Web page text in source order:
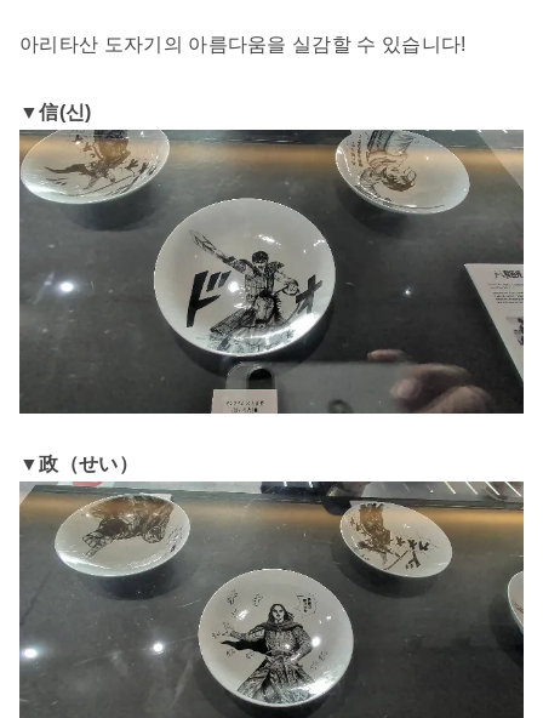
아리타산 도자기의 아름다움을 실감할 수 있습니다!
▼信(신)
▼政（せい）